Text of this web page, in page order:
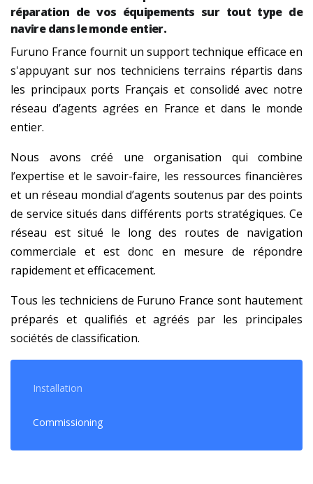
réparation de vos équipements sur tout type de
navire dans le monde entier.
Furuno France fournit un support technique efficace en
s'appuyant sur nos techniciens terrains répartis dans
les principaux ports Français et consolidé avec notre
réseau d’agents agrées en France et dans le monde
entier.
Nous avons créé une organisation qui combine
l’expertise et le savoir-faire, les ressources financières
et un réseau mondial d’agents soutenus par des points
de service situés dans différents ports stratégiques. Ce
réseau est situé le long des routes de navigation
commerciale et est donc en mesure de répondre
rapidement et efficacement.
Tous les techniciens de Furuno France sont hautement
préparés et qualifiés et agréés par les principales
sociétés de classification.
Installation
Commissioning